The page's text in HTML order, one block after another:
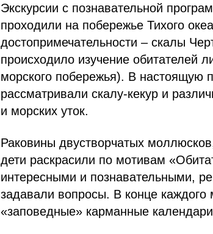
Экскурсии с познавательной
проходили на побережье Тихого
достопримечательности – скалы
происходило изучение обитателей
морского побережья). В настоящую
рассматривали скалу-кекур и
и морских уток.
Раковины двустворчатых
дети раскрасили по мотивам
интересными и познавательными,
задавали вопросы. В конце каждого
«заповедные» карманные